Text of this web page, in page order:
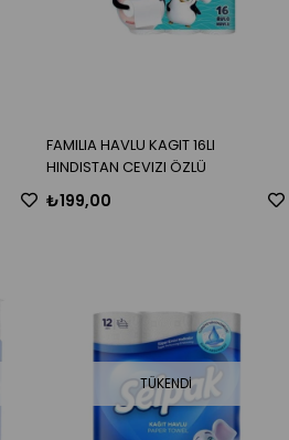
FAMILIA HAVLU KAGIT 16LI
HINDISTAN CEVIZI ÖZLÜ
₺199,00
TÜKENDI